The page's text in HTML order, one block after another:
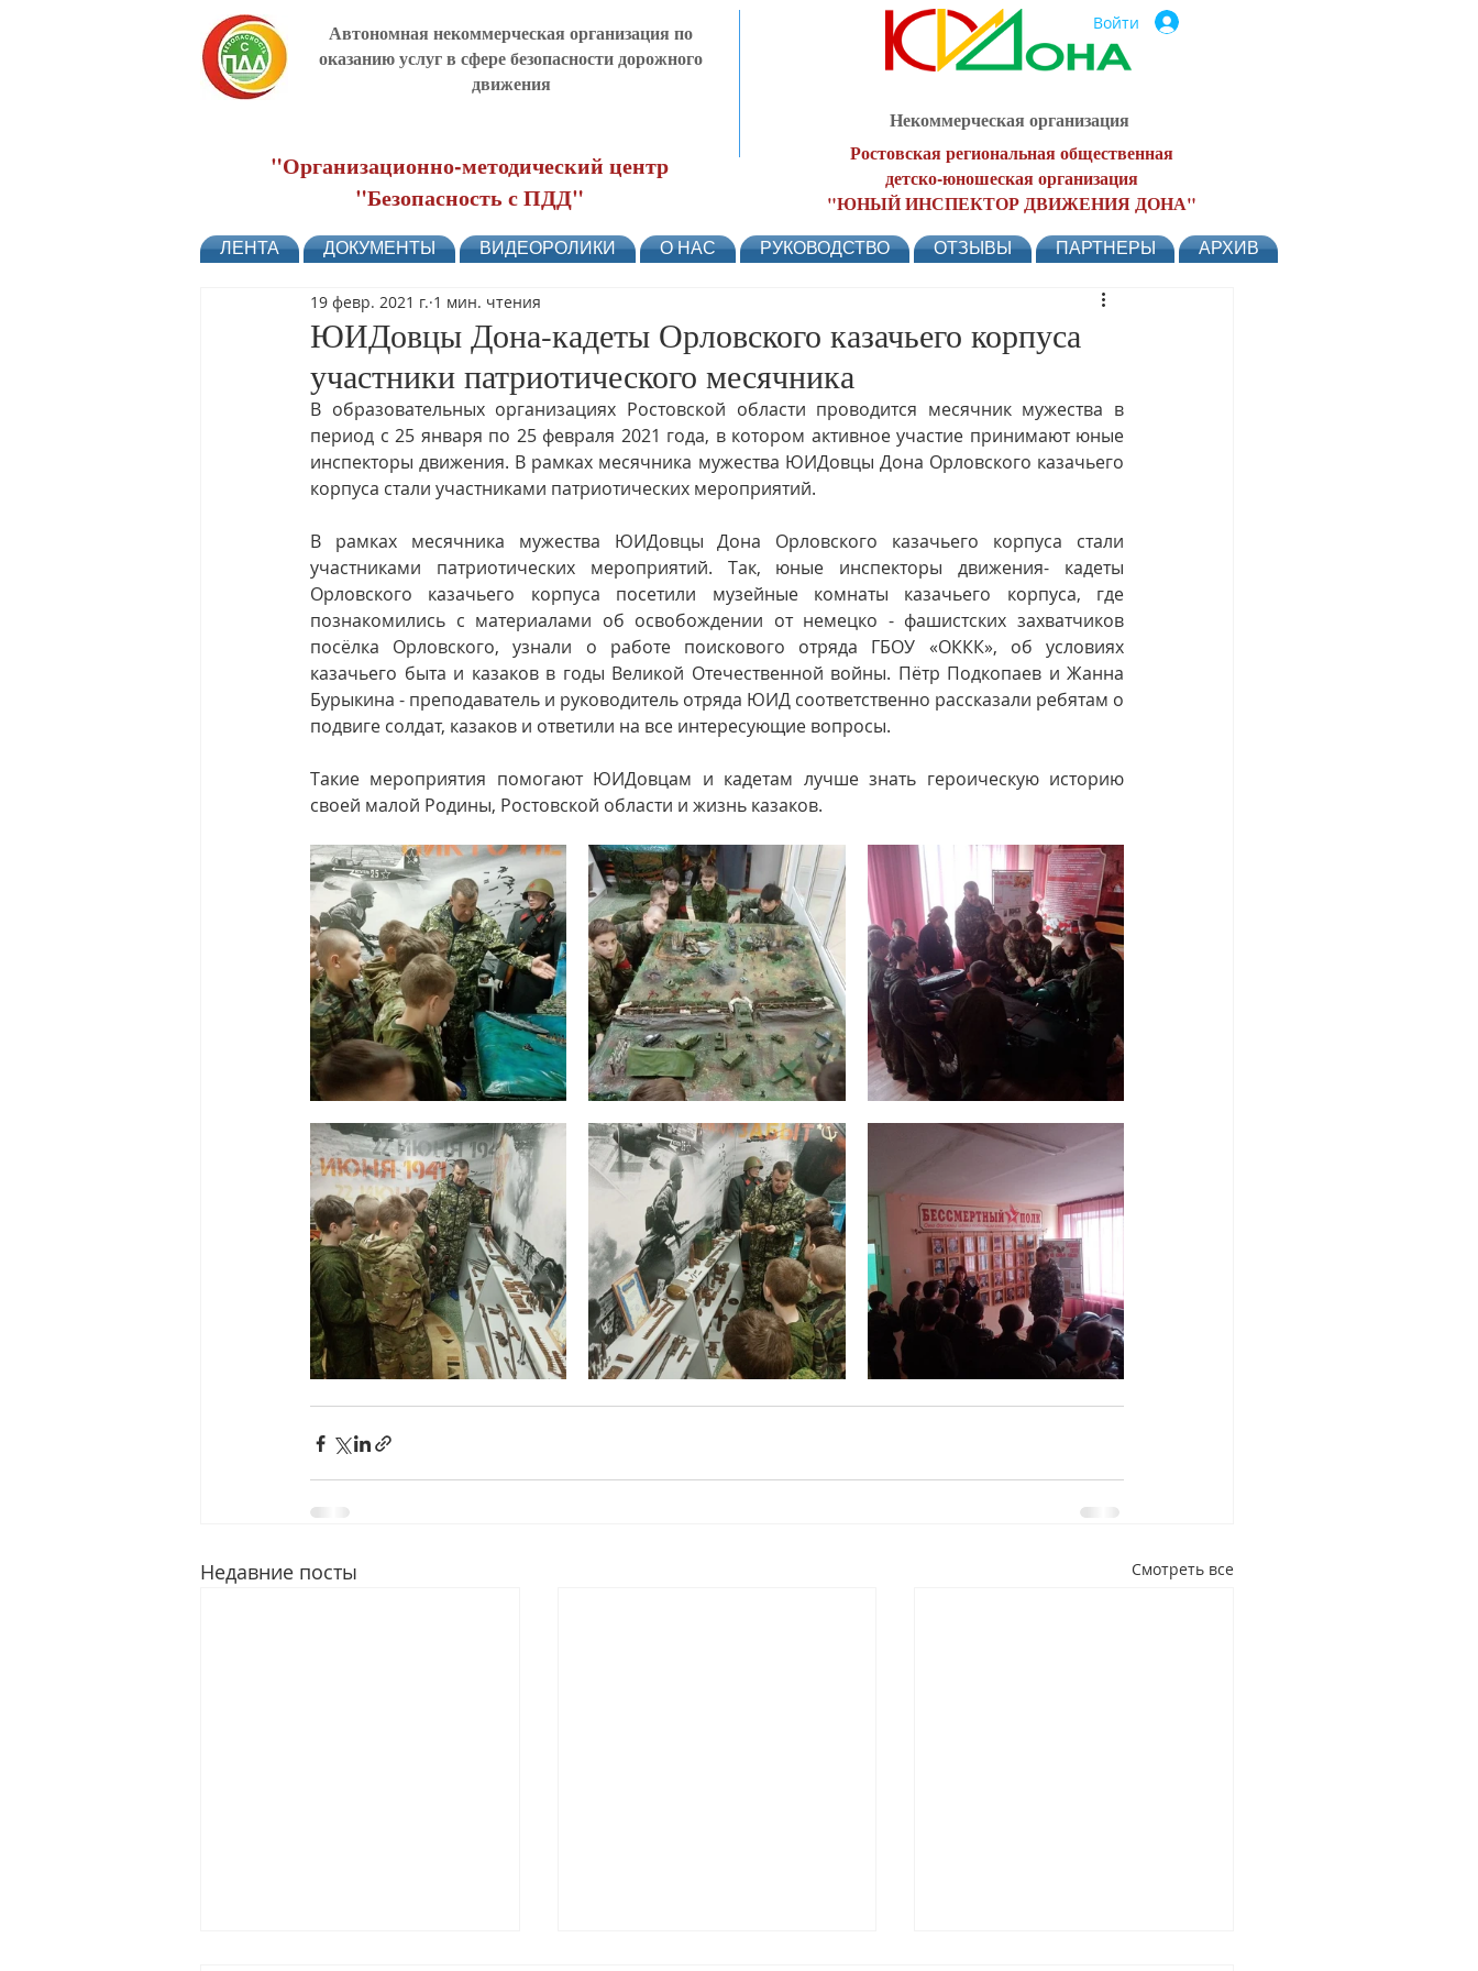
Автономная некоммерческая организация по
оказанию услуг в сфере безопасности дорожного
движения
"Организационно-методический центр
"Безопасность с ПДД"
Войти
Некоммерческая организация
Ростовская региональная общественная
детско-юношеская организация
"ЮНЫЙ ИНСПЕКТОР ДВИЖЕНИЯ ДОНА"
ЛЕНТА ДОКУМЕНТЫ ВИДЕОРОЛИКИ О НАС РУКОВОДСТВО ОТЗЫВЫ ПАРТНЕРЫ АРХИВ
ЮИДовцы Дона-кадеты Орловского казачьего корпуса
участники патриотического месячника
19 февр. 2021 г. 1 мин. чтения
В образовательных организациях Ростовской области проводится месячник мужества в
период с 25 января по 25 февраля 2021 года, в котором активное участие принимают юные
инспекторы движения. В рамках месячника мужества ЮИДовцы Дона Орловского казачьего
корпуса стали участниками патриотических мероприятий.
В рамках месячника мужества ЮИДовцы Дона Орловского казачьего корпуса стали
участниками патриотических мероприятий. Так, юные инспекторы движения- кадеты
Орловского казачьего корпуса посетили музейные комнаты казачьего корпуса, где
познакомились с материалами об освобождении от немецко - фашистских захватчиков
посёлка Орловского, узнали о работе поискового отряда ГБОУ «ОККК», об условиях
казачьего быта и казаков в годы Великой Отечественной войны. Пётр Подкопаев и Жанна
Бурыкина - преподаватель и руководитель отряда ЮИД соответственно рассказали ребятам о
подвиге солдат, казаков и ответили на все интересующие вопросы.
Такие мероприятия помогают ЮИДовцам и кадетам лучше знать героическую историю
своей малой Родины, Ростовской области и жизнь казаков.
Недавние посты Смотреть все